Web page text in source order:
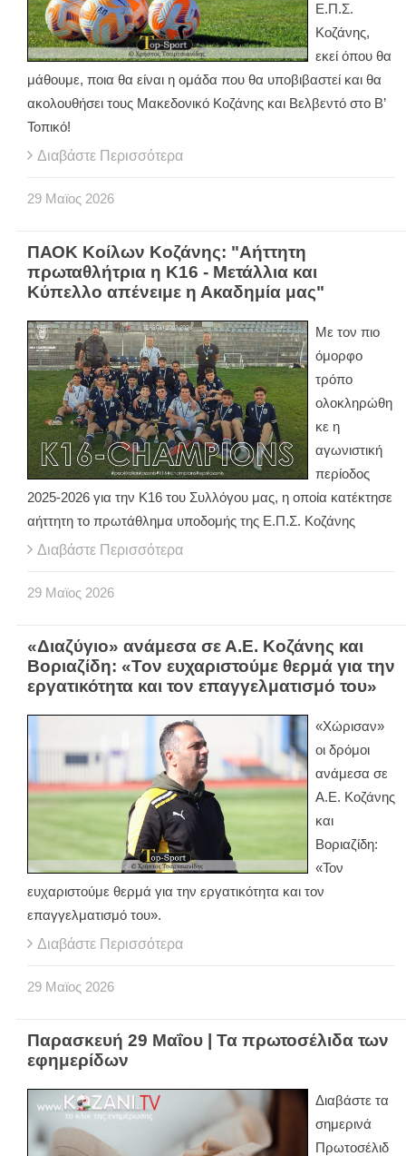
Ε.Π.Σ.
Κοζάνης,
εκεί όπου θα
μάθουμε, ποια θα είναι η ομάδα που θα υποβιβαστεί και θα
ακολουθήσει τους Μακεδονικό Κοζάνης και Βελβεντό στο Β’
Τοπικό!
Διαβάστε Περισσότερα
29 Μαϊος 2026
ΠΑΟΚ Κοίλων Κοζάνης: "Αήττητη
πρωταθλήτρια η Κ16 - Μετάλλια και
Κύπελλο απένειμε η Ακαδημία μας"
Με τον πιο
όμορφο
τρόπο
ολοκληρώθη
κε η
αγωνιστική
περίοδος
2025-2026 για την Κ16 του Συλλόγου μας, η οποία κατέκτησε
αήττητη το πρωτάθλημα υποδομής της Ε.Π.Σ. Κοζάνης
Διαβάστε Περισσότερα
29 Μαϊος 2026
«Διαζύγιο» ανάμεσα σε Α.Ε. Κοζάνης και
Βοριαζίδη: «Τον ευχαριστούμε θερμά για την
εργατικότητα και τον επαγγελματισμό του»
«Χώρισαν»
οι δρόμοι
ανάμεσα σε
Α.Ε. Κοζάνης
και
Βοριαζίδη:
«Τον
ευχαριστούμε θερμά για την εργατικότητα και τον
επαγγελματισμό του».
Διαβάστε Περισσότερα
29 Μαϊος 2026
Παρασκευή 29 Μαΐου | Τα πρωτοσέλιδα των
εφημερίδων
Διαβάστε τα
σημερινά
Πρωτοσέλιδ